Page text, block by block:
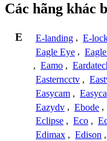
Các hãng khác
E E-landing , E-
Eagle Eye ,
, Eamo ,
Easterncctv ,
Easycam ,
Eazydv , Ebode ,
Eclipse , Eco ,
Edimax , Edison ,